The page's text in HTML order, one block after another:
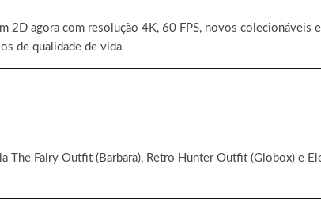
2D agora com resolução 4K, 60 FPS, novos colecionáveis
de qualidade de vida
The Fairy Outfit (Barbara), Retro Hunter Outfit (Globox) e